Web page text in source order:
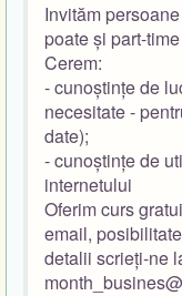
Invităm
poate și part-
Cerem:
- cunoștințe de
necesitate -
date);
- cunoștințe de
internetului
Oferim curs
email,
detalii scrieți-ne